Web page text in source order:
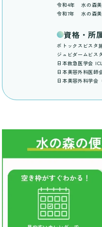
令和4年
水の森
令和7年
水の森
資格・所
ボトックスビスタ
ジュビダームビス
日本救急医学会
日本美容外科医師
日本美容外科学会